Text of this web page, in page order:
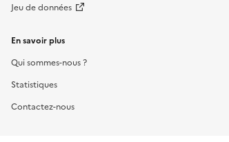
Jeu de données
En savoir plus
Qui sommes-nous ?
Statistiques
Contactez-nous